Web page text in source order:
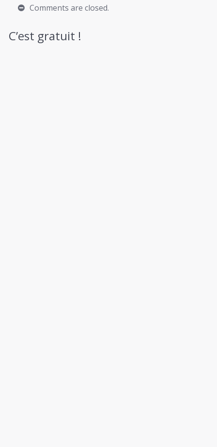
Comments are closed.
C’est gratuit !